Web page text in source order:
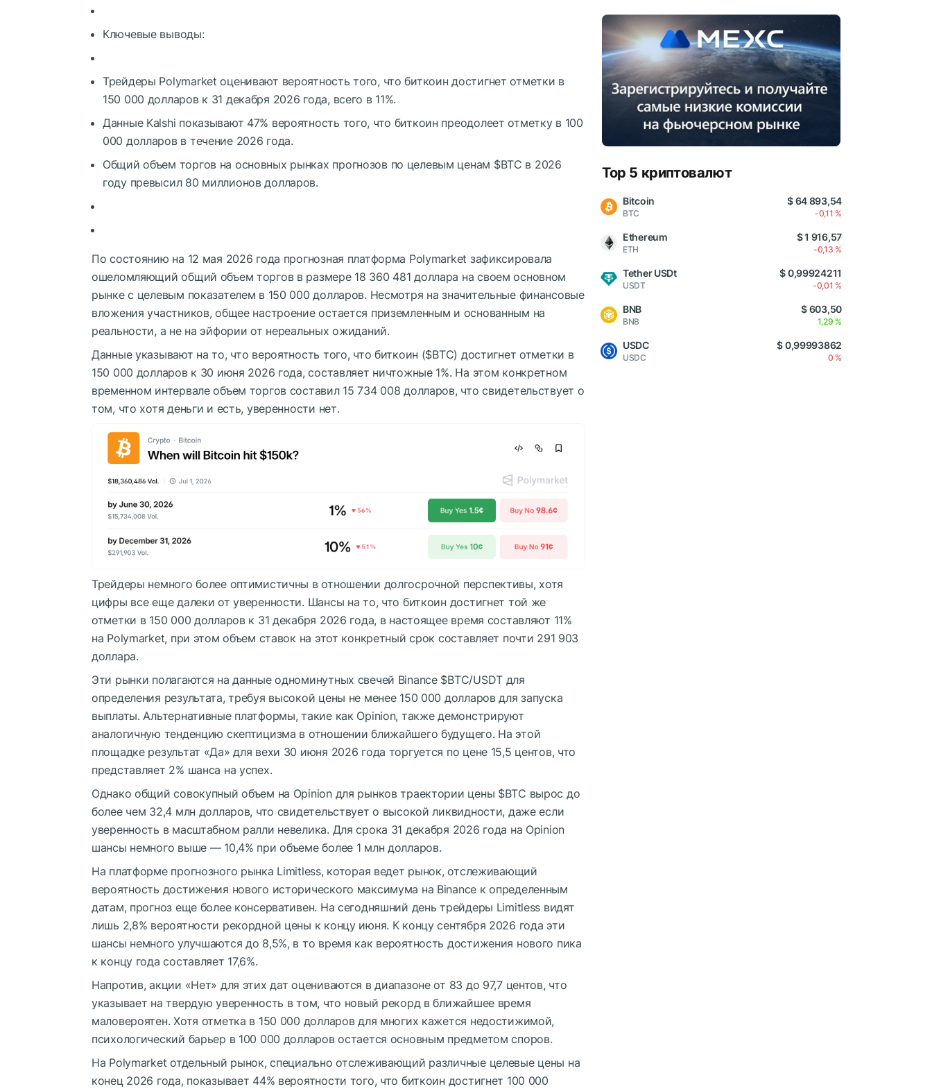
Ключевые выводы:
Трейдеры Polymarket оценивают вероятность того, что биткоин достигнет отметки в
150 000 долларов к 31 декабря 2026 года, всего в 11%.
Данные Kalshi показывают 47% вероятность того, что биткоин преодолеет отметку в 100
000 долларов в течение 2026 года.
Общий объем торгов на основных рынках прогнозов по целевым ценам $BTC в 2026
году превысил 80 миллионов долларов.
По состоянию на 12 мая 2026 года прогнозная платформа Polymarket зафиксировала
ошеломляющий общий объем торгов в размере 18 360 481 доллара на своем основном
рынке с целевым показателем в 150 000 долларов. Несмотря на значительные финансовые
вложения участников, общее настроение остается приземленным и основанным на
реальности, а не на эйфории от нереальных ожиданий.
Данные указывают на то, что вероятность того, что биткоин ($BTC) достигнет отметки в
150 000 долларов к 30 июня 2026 года, составляет ничтожные 1%. На этом конкретном
временном интервале объем торгов составил 15 734 008 долларов, что свидетельствует о
том, что хотя деньги и есть, уверенности нет.
Трейдеры немного более оптимистичны в отношении долгосрочной перспективы, хотя
цифры все еще далеки от уверенности. Шансы на то, что биткоин достигнет той же
отметки в 150 000 долларов к 31 декабря 2026 года, в настоящее время составляют 11%
на Polymarket, при этом объем ставок на этот конкретный срок составляет почти 291 903
доллара.
Эти рынки полагаются на данные одноминутных свечей Binance $BTC/USDT для
определения результата, требуя высокой цены не менее 150 000 долларов для запуска
выплаты. Альтернативные платформы, такие как Opinion, также демонстрируют
аналогичную тенденцию скептицизма в отношении ближайшего будущего. На этой
площадке результат «Да» для вехи 30 июня 2026 года торгуется по цене 15,5 центов, что
представляет 2% шанса на успех.
Однако общий совокупный объем на Opinion для рынков траектории цены $BTC вырос до
более чем 32,4 млн долларов, что свидетельствует о высокой ликвидности, даже если
уверенность в масштабном ралли невелика. Для срока 31 декабря 2026 года на Opinion
шансы немного выше — 10,4% при объеме более 1 млн долларов.
На платформе прогнозного рынка Limitless, которая ведет рынок, отслеживающий
вероятность достижения нового исторического максимума на Binance к определенным
датам, прогноз еще более консервативен. На сегодняшний день трейдеры Limitless видят
лишь 2,8% вероятности рекордной цены к концу июня. К концу сентября 2026 года эти
шансы немного улучшаются до 8,5%, в то время как вероятность достижения нового пика
к концу года составляет 17,6%.
Напротив, акции «Нет» для этих дат оцениваются в диапазоне от 83 до 97,7 центов, что
указывает на твердую уверенность в том, что новый рекорд в ближайшее время
маловероятен. Хотя отметка в 150 000 долларов для многих кажется недостижимой,
психологический барьер в 100 000 долларов остается основным предметом споров.
На Polymarket отдельный рынок, специально отслеживающий различные целевые цены на
конец 2026 года, показывает 44% вероятности того, что биткоин достигнет 100 000
Top 5 криптовалют
Bitcoin
BTC
$ 64 893,54
-0,11 %
Ethereum
ETH
$ 1 916,57
-0,13 %
Tether USDt
USDT
$ 0,99924211
-0,01 %
BNB
BNB
$ 603,50
1,29 %
USDC
USDC
$ 0,99993862
0 %